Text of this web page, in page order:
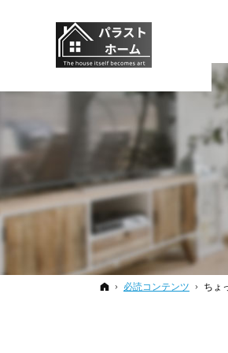
ホーム
必読コンテンツ ちょ